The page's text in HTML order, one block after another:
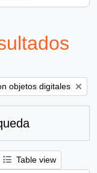
filter:
objetos digitales
Table view